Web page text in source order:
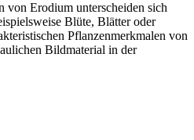
von Erodium unterscheiden sich
Blüte, Blätter oder
Pflanzenmerkmalen von
Bildmaterial in der